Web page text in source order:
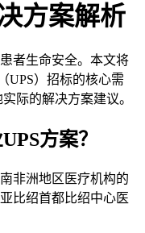
方案解析
者生命安全。本文将
UPS）招标的核心需
际的解决方案建议。
方案？
非洲地区医疗机构的
比绍首都比绍中心医